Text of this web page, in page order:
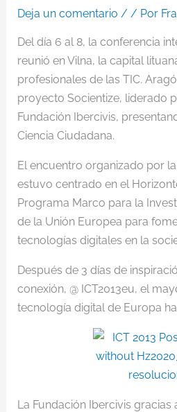
Deja un comentario / / Por
Del día 6 al 8, la conferencia
reunió en Vilna, la capital
profesionales de las TIC.
proyecto Socientize, liderado
Fundación Ibercivis,
Ciencia Ciudadana.
El encuentro organizado por
estuvo centrado en el
Programa Marco para la
de la Unión Europea para
tecnologías digitales en la
Después de 3 días de
conexión, @ ICT2013eu, el
tecnología digital de Europa
La Fundación Ibercivis